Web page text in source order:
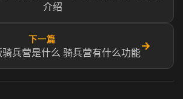
介绍
下一篇
兵营是什么 骑兵营有什么功能
→